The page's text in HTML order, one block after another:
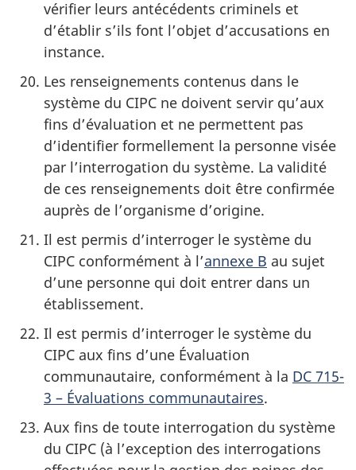
vérifier leurs antécédents criminels et
d’établir s’ils font l’objet d’accusations en
instance.
Les renseignements contenus dans le
système du CIPC ne doivent servir qu’aux
fins d’évaluation et ne permettent pas
d’identifier formellement la personne visée
par l’interrogation du système. La validité
de ces renseignements doit être confirmée
auprès de l’organisme d’origine.
Il est permis d’interroger le système du
CIPC conformément à l’annexe B au sujet
d’une personne qui doit entrer dans un
établissement.
Il est permis d’interroger le système du
CIPC aux fins d’une Évaluation
communautaire, conformément à la DC 715-
3 – Évaluations communautaires.
Aux fins de toute interrogation du système
du CIPC (à l’exception des interrogations